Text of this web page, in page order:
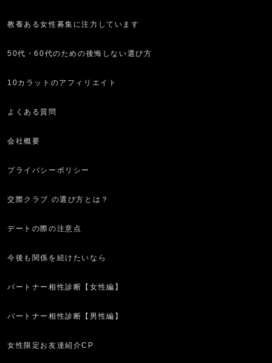
教養ある女性募集に注力しています
50代・60代のための後悔しない選び方
10カラットのアフィリエイト
よくある質問
会社概要
プライバシーポリシー
交際クラブ の選び方とは？
デートの際の注意点
今後も関係を続けたいなら
パートナー相性診断【女性編】
パートナー相性診断【男性編】
女性限定お友達紹介CP